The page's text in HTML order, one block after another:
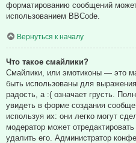
форматированию сообщений
использованием BBCode.
Вернуться к началу
Что такое смайлики?
Смайлики, или эмотиконы — это
быть использованы для
радость, а :( означает грусть.
увидеть в форме создания
используя их: они легко могут
модератор может
удалить его. Администратор